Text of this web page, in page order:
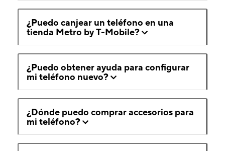
¿Puedo canjear un teléfono en una
tienda Metro by T-Mobile?
¿Puedo obtener ayuda para configurar
mi teléfono nuevo?
¿Dónde puedo comprar accesorios para
mi teléfono?